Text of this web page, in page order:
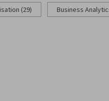
(29) Business